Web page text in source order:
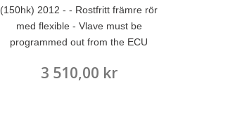
(150hk) 2012 - - Rostfritt främre rör
med flexible - Vlave must be
programmed out from the ECU
3 510,00 kr